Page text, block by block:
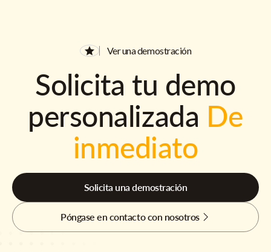
Ver una demostración
Solicita tu demo
personalizada De
inmediato
Solicita una demostración
Póngase en contacto con nosotros